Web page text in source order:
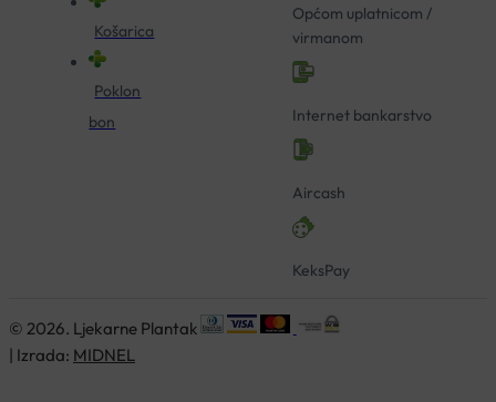
Košarica
Poklon
bon
Općom uplatnicom /
virmanom
Internet bankarstvo
Aircash
KeksPay
© 2026. Ljekarne Plantak
| Izrada: MIDNEL